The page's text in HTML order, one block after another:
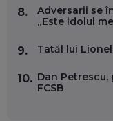
OLIVIU
8.
Adversarii se
„Este idolul
9. Tatăl lui
10. Dan
FCSB